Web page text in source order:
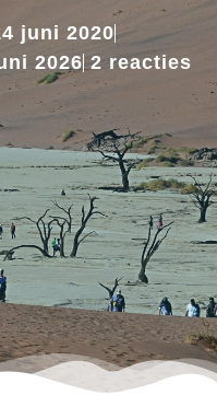
juni 2020
2026 2 reacties